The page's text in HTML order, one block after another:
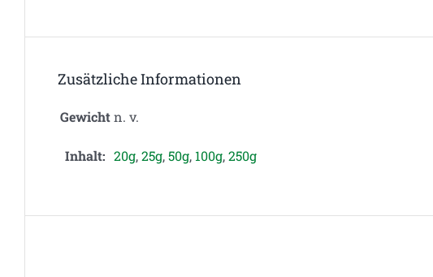
Zusätzliche Informationen
Gewichtn. v.
Inhalt: 20g,25g,50g, 100g,250g